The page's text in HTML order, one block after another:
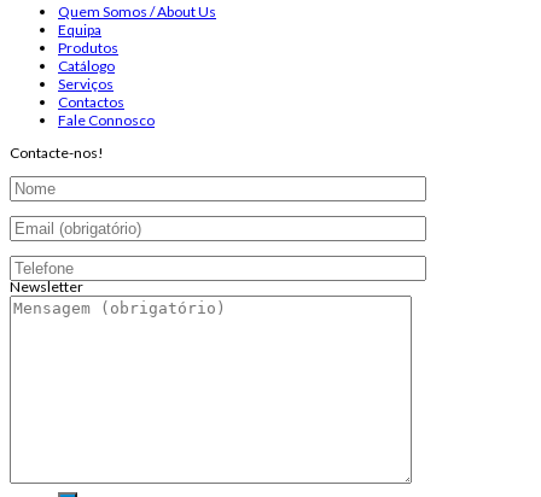
Quem Somos / About Us
Equipa
Produtos
Catálogo
Serviços
Contactos
Fale Connosco
Contacte-nos!
Newsletter
Endereço de email: